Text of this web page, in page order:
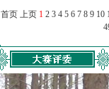
首页 上页 1 2 3 4 5 6 7 8 9 10